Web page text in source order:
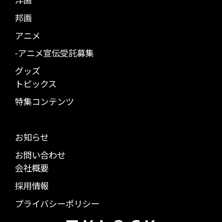
邦画
アニメ
-アニメ宣伝受託募集
グッズ
トピックス
特集コンテンツ
お知らせ
お問い合わせ
会社概要
採用情報
プライバシーポリシー